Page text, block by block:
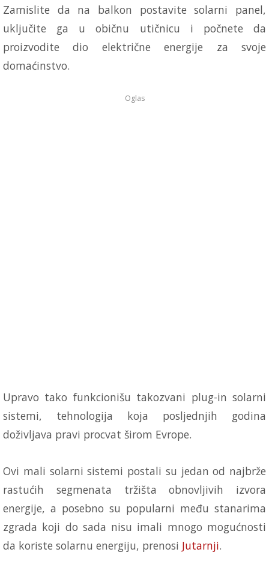
Zamislite da na balkon postavite solarni panel,
uključite ga u običnu utičnicu i počnete da
proizvodite dio električne energije za svoje
domaćinstvo.
Oglas
Upravo tako funkcionišu takozvani plug-in solarni
sistemi, tehnologija koja posljednjih godina
doživljava pravi procvat širom Evrope.
Ovi mali solarni sistemi postali su jedan od najbrže
rastućih segmenata tržišta obnovljivih izvora
energije, a posebno su popularni među stanarima
zgrada koji do sada nisu imali mnogo mogućnosti
da koriste solarnu energiju, prenosi Jutarnji.